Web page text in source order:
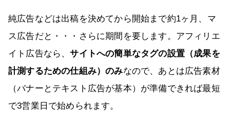
純広告などは出稿を決めてから開始まで約1ヶ月、マ
ス広告だと・・・さらに期間を要します。アフィリエ
イト広告なら、サイトへの簡単なタグの設置（成果を
計測するための仕組み）のみなので、あとは広告素材
（バナーとテキスト広告が基本）が準備できれば最短
で3営業日で始められます。